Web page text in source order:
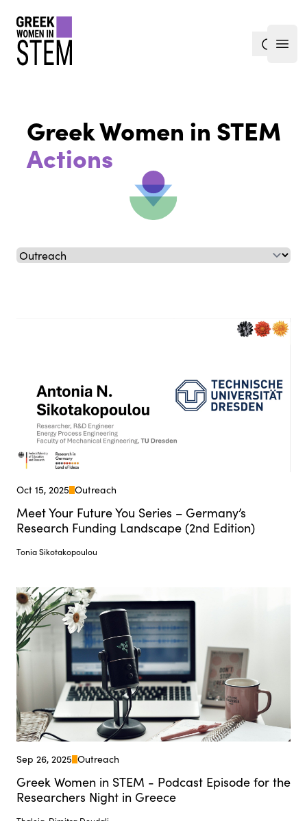
gwis
search
Greek Women in STEM
Actions
Oct 15, 2025 Outreach
Meet Your Future You Series – Germany’s
Research Funding Landscape (2nd Edition)
Tonia Sikotakopoulou
Sep 26, 2025 Outreach
Greek Women in STEM - Podcast Episode for the
Researchers Night in Greece